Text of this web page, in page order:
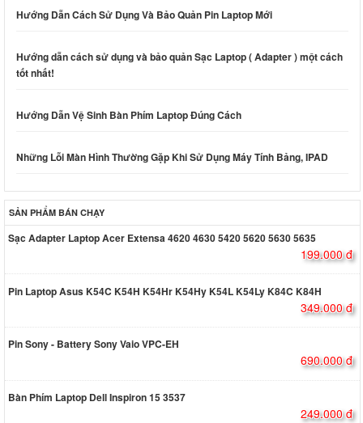
Hướng Dẫn Cách Sử Dụng Và Bảo Quản Pin Laptop Mới
Hướng dẫn cách sử dụng và bảo quản Sạc Laptop ( Adapter ) một cách
tốt nhất!
Hướng Dẫn Vệ Sinh Bàn Phím Laptop Đúng Cách
Những Lỗi Màn Hình Thường Gặp Khi Sử Dụng Máy Tính Bảng, IPAD
SẢN PHẨM BÁN CHẠY
Sạc Adapter Laptop Acer Extensa 4620 4630 5420 5620 5630 5635
199.000 đ
Pin Laptop Asus K54C K54H K54Hr K54Hy K54L K54Ly K84C K84H
349.000 đ
Pin Sony - Battery Sony Vaio VPC-EH
690.000 đ
Bàn Phím Laptop Dell Inspiron 15 3537
249.000 đ